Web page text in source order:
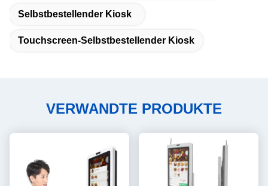
Selbstbestellender Kiosk
Touchscreen-Selbstbestellender Kiosk
VERWANDTE PRODUKTE